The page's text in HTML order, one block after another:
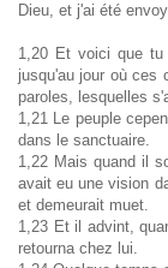
Dieu, et j'ai été
1,20 Et voici que
jusqu'au jour où ces
paroles, lesquelles
1,21 Le peuple
dans le sanctuaire.
1,22 Mais quand il
avait eu une vision
et demeurait muet.
1,23 Et il advint,
retourna chez lui.